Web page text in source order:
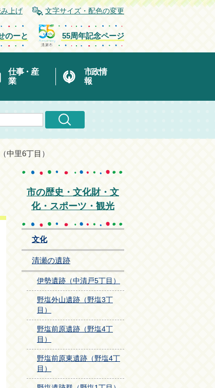
上げ 文字サイズ・配色の変更
のーと 55周年記念ページ
仕事・産
業
市政情
報
中里6丁目）
市の歴史・文化財・文
化・スポーツ・観光
文化
清瀬の遺跡
伊勢遺跡（中清戸5丁目）
野塩外山遺跡（野塩3丁
目）
野塩前原遺跡（野塩4丁
目）
野塩前原東遺跡（野塩4丁
目）